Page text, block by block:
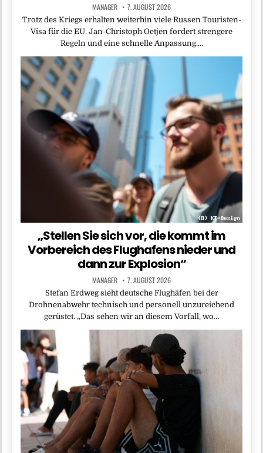
MANAGER 7. AUGUST 2026
Trotz des Kriegs erhalten weiterhin viele Russen Touristen-
Visa für die EU. Jan-Christoph Oetjen fordert strengere
Regeln und eine schnelle Anpassung….
„Stellen Sie sich vor, die kommt im
Vorbereich des Flughafens nieder und
dann zur Explosion“
MANAGER 7. AUGUST 2026
Stefan Erdweg sieht deutsche Flughäfen bei der
Drohnenabwehr technisch und personell unzureichend
gerüstet. „Das sehen wir an diesem Vorfall, wo…